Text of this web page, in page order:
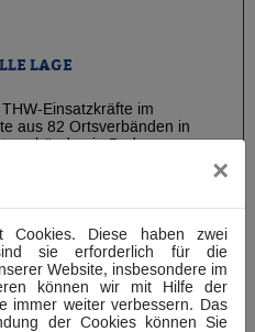
LAGE
Einsatzkräfte im
aus 82 Ortsverbänden in
in Baden-
14 Ortsverbänden in
Unwetterkatastrophe waren
DER LAGE
in Bayern, wo18
×
Cookies. Diese haben zwei
sie erforderlich für die
Website, insbesondere im
können wir mit Hilfe der
immer weiter verbessern. Das
der Cookies können Sie